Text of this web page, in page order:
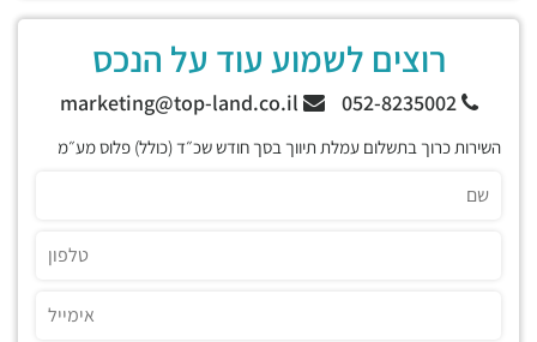
רוצים לשמוע עוד על הנכס
052-8235002
השירות כרוך בתשלום עמלת תיווך בסך חודש שכ״ד (כולל) פלוס מע״מ